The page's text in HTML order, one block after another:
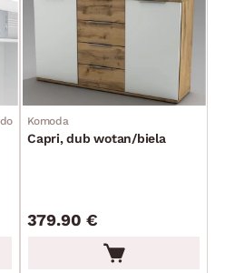
posuvným dverám skrine
Komoda
Capri, dub wotan/biela
379.90 €